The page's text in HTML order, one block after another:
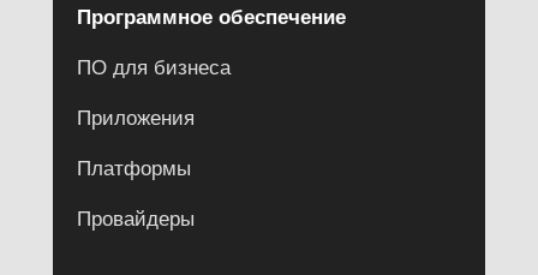
Программное обеспечение
ПО для бизнеса
Приложения
Платформы
Провайдеры